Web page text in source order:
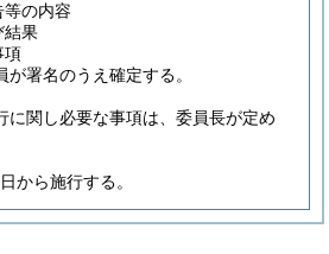
の内容
結果
項
署名のうえ確定する。
に関し必要な事項は、委員長が定め
から施行する。